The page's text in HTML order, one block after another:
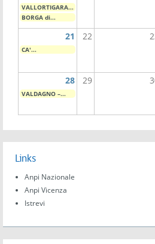
VALLORTIGARA...
BORGA di...
21 22
CA'...
28 29
VALDAGNO –...
Links
Anpi Nazionale
Anpi Vicenza
Istrevi